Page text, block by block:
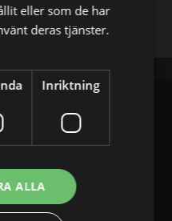
E-postadress
eller som de har
deras tjänster.
Inriktning
ALLA